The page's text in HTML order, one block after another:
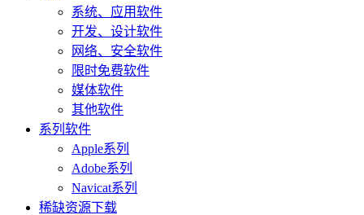
系统、应用软件
开发、设计软件
网络、安全软件
限时免费软件
媒体软件
其他软件
系列软件
Apple系列
Adobe系列
Navicat系列
稀缺资源下载